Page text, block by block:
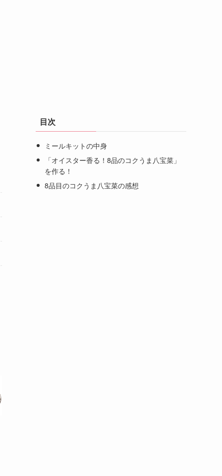
目次
ミールキットの中身
「オイスター香る！8品のコクうま八宝菜」
を作る！
8品目のコクうま八宝菜の感想